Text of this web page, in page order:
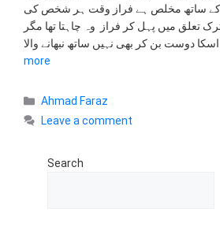
ساتھ مخلص ہے فراز وقت ہر شخص کی
ترک تعلق میں پہل کر فراز وہ چاہتا تھا مگر
more
Categories
Ahmad Faraz
Leave a comment
Search